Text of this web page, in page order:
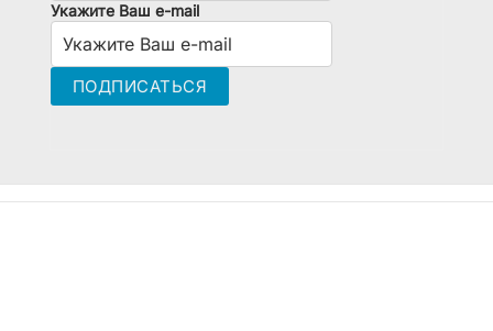
Укажите Ваш e-mail